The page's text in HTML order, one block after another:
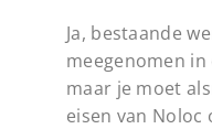
Ja, bestaande
meegenomen
maar je moet
eisen van